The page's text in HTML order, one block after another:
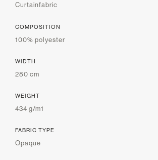
Curtainfabric
COMPOSITION
100% polyester
WIDTH
280 cm
WEIGHT
434 g/m1
FABRIC TYPE
Opaque